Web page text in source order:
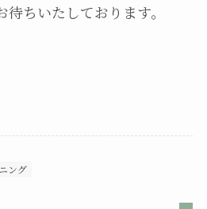
ちいたしております。
ング